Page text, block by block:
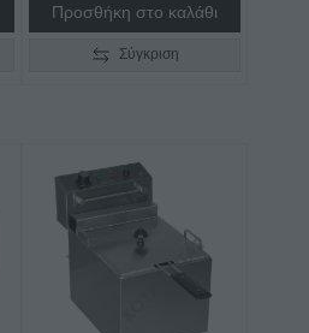
Προσθήκη στο καλάθι
Σύγκριση